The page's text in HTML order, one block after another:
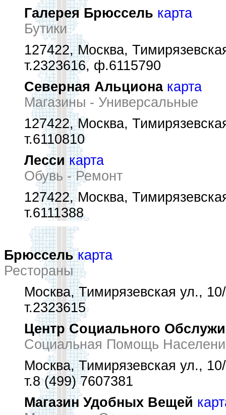
Галерея Брюссель карта
Бутики
127422, Москва,
т.2323616, ф.6115790
Северная Альциона карта
Магазины - Универсальные
127422, Москва,
т.6110810
Лесси карта
Обувь - Ремонт
127422, Москва,
т.6111388
Брюссель карта
Рестораны
Москва, Тимирязевская ул.,
т.2323615
Центр Социального
Социальная Помощь
Москва, Тимирязевская ул.,
т.8 (499) 7607381
Магазин Удобных Вещей